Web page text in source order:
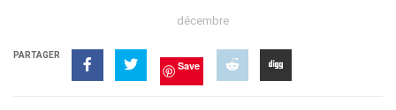
décembre
PARTAGER
Save